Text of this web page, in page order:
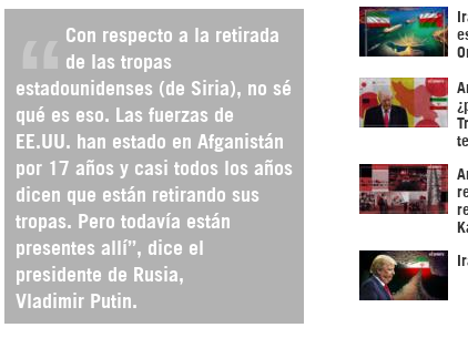
Con respecto a la retirada
de las tropas
estadounidenses (de Siria), no sé
qué es eso. Las fuerzas de
EE.UU. han estado en Afganistán
por 17 años y casi todos los años
dicen que están retirando sus
tropas. Pero todavía están
presentes allí”, dice el
presidente de Rusia,
Vladimir Putin.